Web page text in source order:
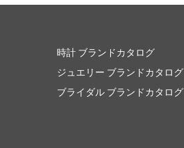
時計 ブランドカタログ
ジュエリー ブランドカタログ
ブライダル ブランドカタログ